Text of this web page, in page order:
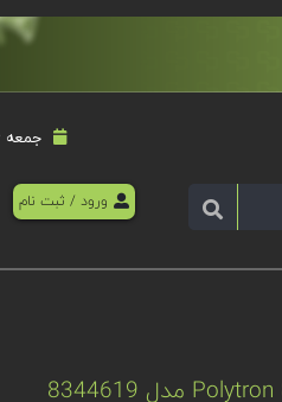
جمعه 16 مرداد 1405
ورود / ثبت نام